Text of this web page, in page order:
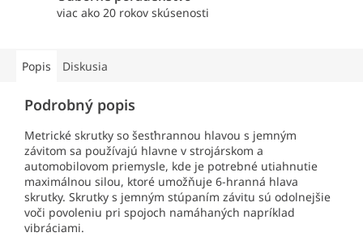
viac ako 20 rokov skúsenosti
Popis Diskusia
Podrobný popis
Metrické skrutky so šesťhrannou hlavou s jemným
závitom sa používajú hlavne v strojárskom a
automobilovom priemysle, kde je potrebné utiahnutie
maximálnou silou, ktoré umožňuje 6-hranná hlava
skrutky. Skrutky s jemným stúpaním závitu sú odolnejšie
voči povoleniu pri spojoch namáhaných napríklad
vibráciami.